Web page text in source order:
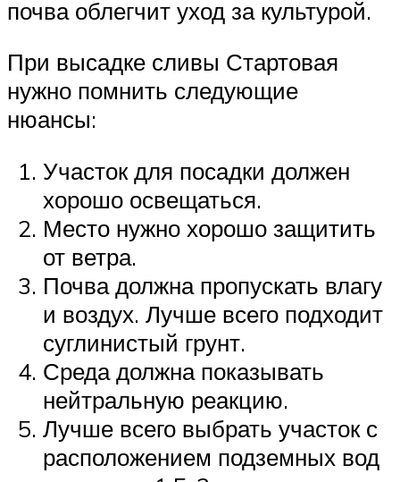
почва облегчит уход за культурой.
При высадке сливы Стартовая
нужно помнить следующие
нюансы:
Участок для посадки должен
хорошо освещаться.
Место нужно хорошо защитить
от ветра.
Почва должна пропускать влагу
и воздух. Лучше всего подходит
суглинистый грунт.
Среда должна показывать
нейтральную реакцию.
Лучше всего выбрать участок с
расположением подземных вод